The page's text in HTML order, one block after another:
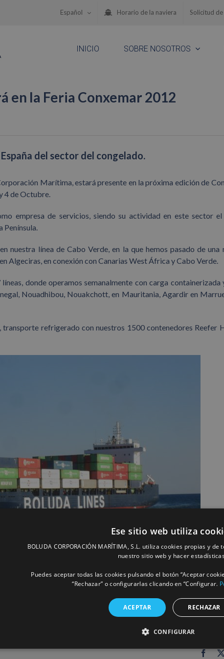
Español Horario de la naviera Solicitud
INICIO SOBRE NOSOTROS
en la Feria Conxemar 2012
del sector del congelado.
Marítima, estará presente en la próxima edición de
4 de Octubre.
empresa de servicios, siendo su actividad en este sector
Península.
nuestra línea de Cabo Verde, en la que hemos pasado de
Algeciras, en conexión con Canarias West África y Cabo Verde.
donde operamos semanalmente con carga containerizada
Nouadhibou, Nouakchott, en Mauritania, Agardir en
transporte refrigerado con nuestros 1500 contenedores Reefer
Ese sitio web utiliza
BOLUDA CORPORACIÓN MARÍTIMA, S.L. utiliza cookies propias y
nuestro sitio web y hacer
Puedes aceptar todas las cookies pulsando el botón “Aceptar
“Rechazar” o configurarlas clicando en “Configurar.
ACEPTAR RECHAZAR
CONFIGURAR